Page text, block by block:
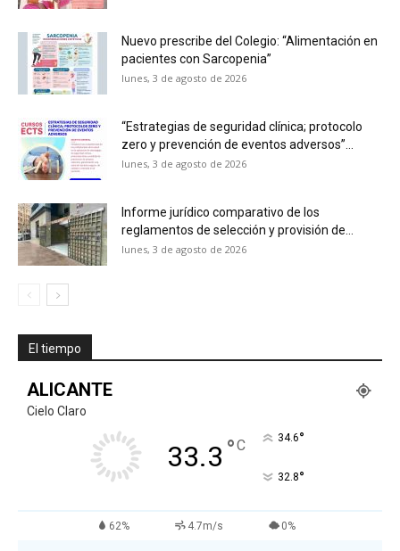
Nuevo prescribe del Colegio: “Alimentación en
pacientes con Sarcopenia”
lunes, 3 de agosto de 2026
“Estrategias de seguridad clínica; protocolo
zero y prevención de eventos adversos”...
lunes, 3 de agosto de 2026
Informe jurídico comparativo de los
reglamentos de selección y provisión de...
lunes, 3 de agosto de 2026
El tiempo
ALICANTE
Cielo Claro
33.3 °C 34.6°
32.8°
62% 4.7m/s 0%